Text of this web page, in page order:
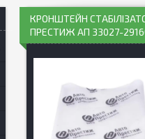
КРОНШТЕЙН
ПРЕСТИЖ АП 33027-